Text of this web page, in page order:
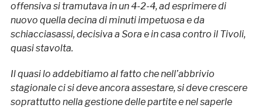
offensiva si tramutava in un 4-2-4, ad esprimere di
nuovo quella decina di minuti impetuosa e da
schiacciasassi, decisiva a Sora e in casa contro il Tivoli,
quasi stavolta.
Il quasi lo addebitiamo al fatto che nell’abbrivio
stagionale ci si deve ancora assestare, si deve crescere
soprattutto nella gestione delle partite e nel saperle